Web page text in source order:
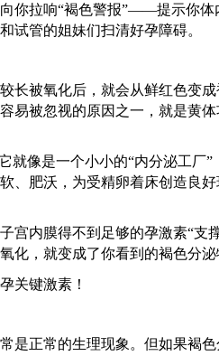
你拉响“褐色警报”——提示你体
试管的姐妹们扫清好孕障碍。
长被氧化后，就会从鲜红色变
易被忽视的原因之一，就是黄
就像是一个小小的“内分泌工厂”
、肥沃，为受精卵着床创造良好
宫内膜得不到足够的孕激素“支
化，就变成了你看到的褐色分泌
是正常的生理现象。但如果褐色